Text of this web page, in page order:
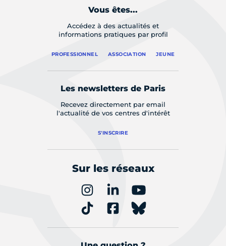
Vous êtes...
Accédez à des actualités et
informations pratiques par profil
PROFESSIONNEL ASSOCIATION JEUNE
Les newsletters de Paris
Recevez directement par email
l'actualité de vos centres d'intérêt
S'INSCRIRE
Sur les réseaux